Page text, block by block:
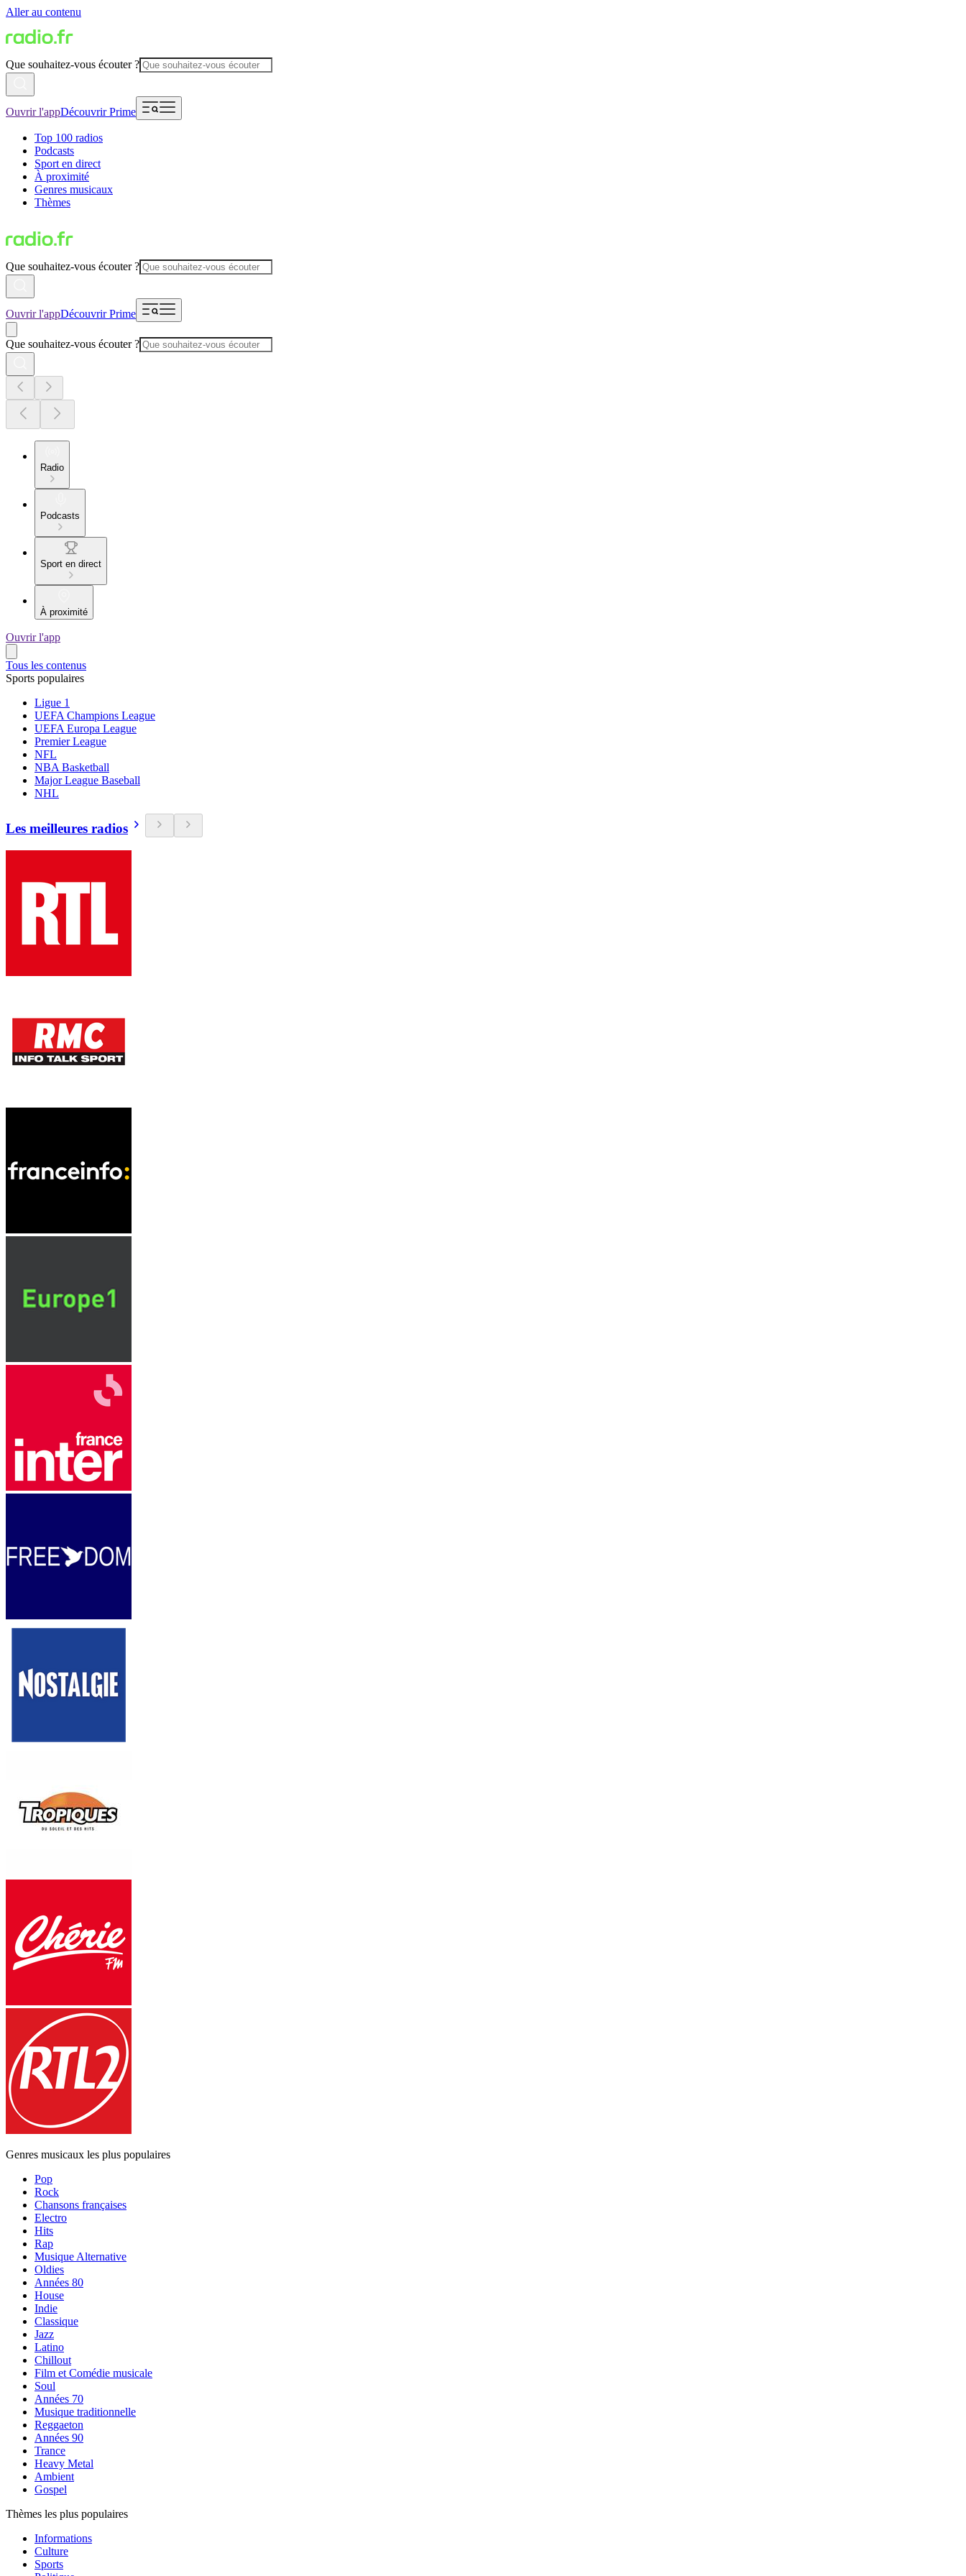
Aller au contenu
Que souhaitez-vous écouter ?
Ouvrir l'appDécouvrir Prime
Top 100 radios
Podcasts
Sport en direct
À proximité
Genres musicaux
Thèmes
Que souhaitez-vous écouter ?
Ouvrir l'appDécouvrir Prime
Que souhaitez-vous écouter ?
Radio
Podcasts
Sport en direct
À proximité
Ouvrir l'app
Tous les contenus
Sports populaires
Ligue 1
UEFA Champions League
UEFA Europa League
Premier League
NFL
NBA Basketball
Major League Baseball
NHL
Les meilleures radios
Genres musicaux les plus populaires
Pop
Rock
Chansons françaises
Electro
Hits
Rap
Musique Alternative
Oldies
Années 80
House
Indie
Classique
Jazz
Latino
Chillout
Film et Comédie musicale
Soul
Années 70
Musique traditionnelle
Reggaeton
Années 90
Trance
Heavy Metal
Ambient
Gospel
Thèmes les plus populaires
Informations
Culture
Sports